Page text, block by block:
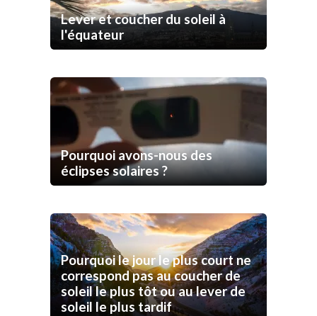
Lever et coucher du soleil à
l'équateur
Pourquoi avons-nous des
éclipses solaires ?
Pourquoi le jour le plus court ne
correspond pas au coucher de
soleil le plus tôt ou au lever de
soleil le plus tardif